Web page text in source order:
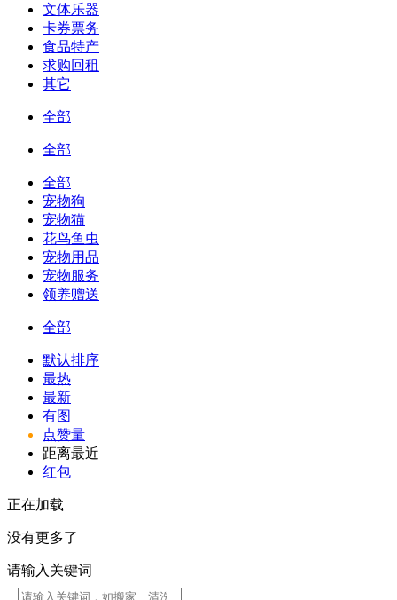
文体乐器
卡券票务
食品特产
求购回租
其它
全部
全部
全部
宠物狗
宠物猫
花鸟鱼虫
宠物用品
宠物服务
领养赠送
全部
默认排序
最热
最新
有图
点赞量
距离最近
红包
正在加载
没有更多了
请输入关键词